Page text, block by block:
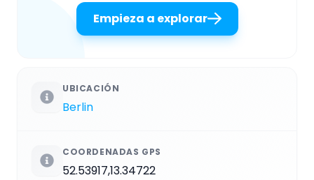
Empieza a explorar
UBICACIÓN
Berlin
COORDENADAS GPS
52.53917,13.34722